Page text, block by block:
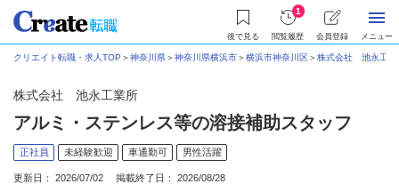
後で見る
1
閲覧履歴 会員登録 メニュー
クリエイト転職・求人TOP ＞神奈川県＞神奈川県横浜市＞横浜市神奈川区＞株式会社 池永工業
株式会社 池永工業所
アルミ・ステンレス等の溶接補助スタッフ
正社員 未経験歓迎 車通勤可 男性活躍
更新日： 2026/07/02 掲載終了日： 2026/08/28